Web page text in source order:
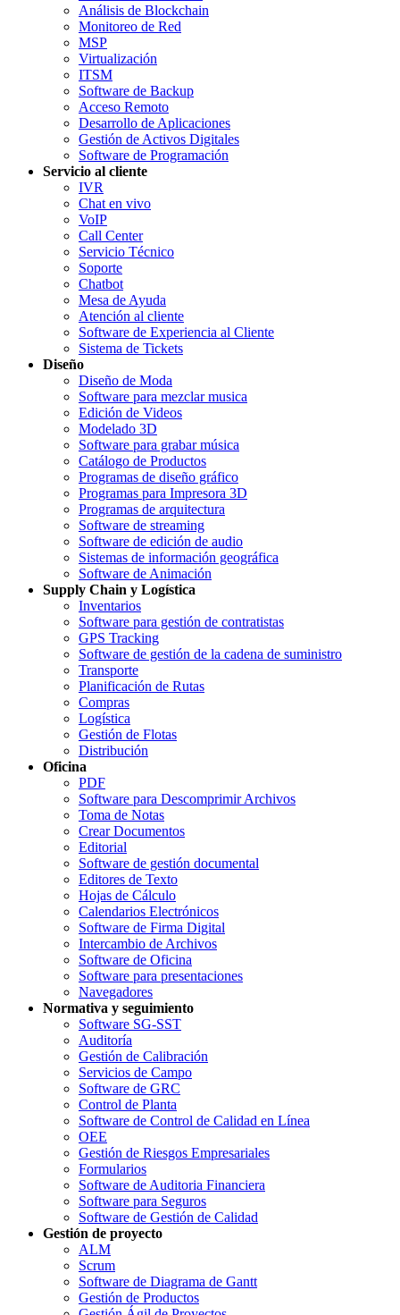
Análisis de Blockchain
Monitoreo de Red
MSP
Virtualización
ITSM
Software de Backup
Acceso Remoto
Desarrollo de Aplicaciones
Gestión de Activos Digitales
Software de Programación
Servicio al cliente
IVR
Chat en vivo
VoIP
Call Center
Servicio Técnico
Soporte
Chatbot
Mesa de Ayuda
Atención al cliente
Software de Experiencia al Cliente
Sistema de Tickets
Diseño
Diseño de Moda
Software para mezclar musica
Edición de Videos
Modelado 3D
Software para grabar música
Catálogo de Productos
Programas de diseño gráfico
Programas para Impresora 3D
Programas de arquitectura
Software de streaming
Software de edición de audio
Sistemas de información geográfica
Software de Animación
Supply Chain y Logística
Inventarios
Software para gestión de contratistas
GPS Tracking
Software de gestión de la cadena de suministro
Transporte
Planificación de Rutas
Compras
Logística
Gestión de Flotas
Distribución
Oficina
PDF
Software para Descomprimir Archivos
Toma de Notas
Crear Documentos
Editorial
Software de gestión documental
Editores de Texto
Hojas de Cálculo
Calendarios Electrónicos
Software de Firma Digital
Intercambio de Archivos
Software de Oficina
Software para presentaciones
Navegadores
Normativa y seguimiento
Software SG-SST
Auditoría
Gestión de Calibración
Servicios de Campo
Software de GRC
Control de Planta
Software de Control de Calidad en Línea
OEE
Gestión de Riesgos Empresariales
Formularios
Software de Auditoria Financiera
Software para Seguros
Software de Gestión de Calidad
Gestión de proyecto
ALM
Scrum
Software de Diagrama de Gantt
Gestión de Productos